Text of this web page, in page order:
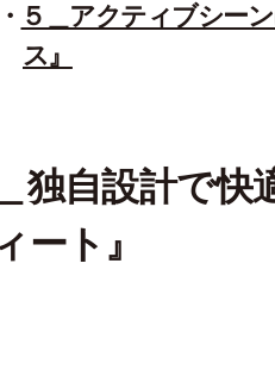
５＿アクティブシー
ス』
独自設計で快
ート』